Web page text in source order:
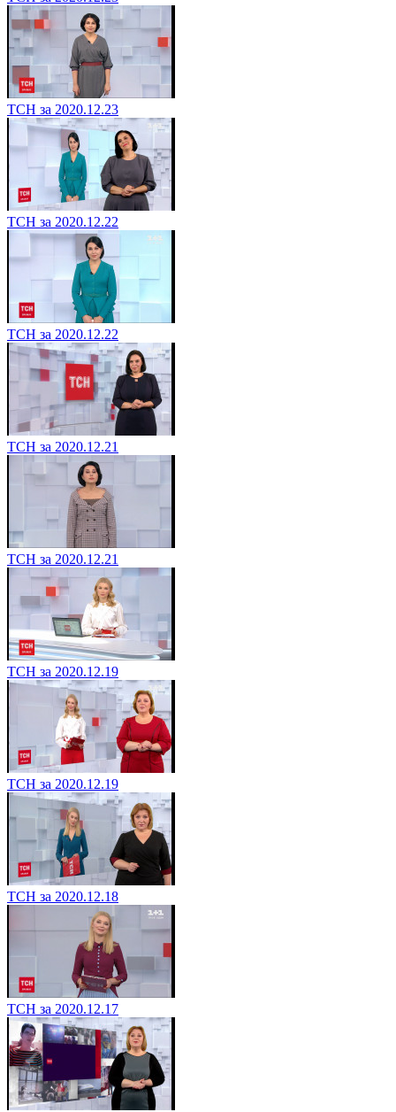
ТСН за 2020.12.23
ТСН за 2020.12.22
ТСН за 2020.12.22
ТСН за 2020.12.21
ТСН за 2020.12.21
ТСН за 2020.12.19
ТСН за 2020.12.19
ТСН за 2020.12.18
ТСН за 2020.12.17